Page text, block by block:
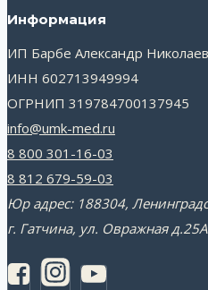
Информация
ИП Барбе Александр
ИНН 602713949994
ОГРНИП 319784700137945
info@umk-med.ru
8 800 301-16-03
8 812 679-59-03
Юр адрес: 188304,
г. Гатчина, ул. Овражная д.25А